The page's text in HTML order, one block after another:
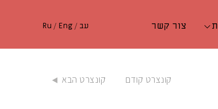
צור קשר עב /
Eng
/
Ru
קונצרט קודם קונצרט הבא